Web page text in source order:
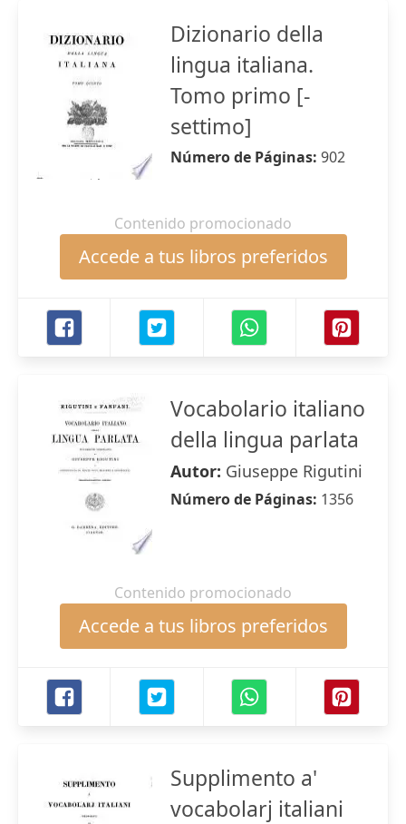
Dizionario della
lingua italiana.
Tomo primo [-
settimo]
Número de Páginas: 902
Contenido promocionado
Accede a tus libros preferidos
Vocabolario italiano
della lingua parlata
Autor: Giuseppe Rigutini
Número de Páginas: 1356
Contenido promocionado
Accede a tus libros preferidos
Supplimento a'
vocabolarj italiani